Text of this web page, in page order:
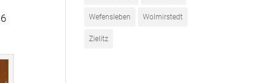
Wefensleben Wolmirstedt
Zielitz